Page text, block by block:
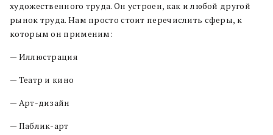
художественного труда. Он устроен, как и любой другой
рынок труда. Нам просто стоит перечислить сферы, к
которым он применим:
— Иллюстрация
— Театр и кино
— Арт-дизайн
— Паблик-арт